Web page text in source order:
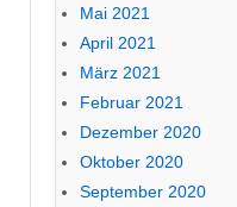
Mai 2021
April 2021
März 2021
Februar 2021
Dezember 2020
Oktober 2020
September 2020